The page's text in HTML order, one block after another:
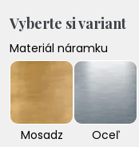
Vyberte si variant
Materiál náramku
Mosadz Oceľ